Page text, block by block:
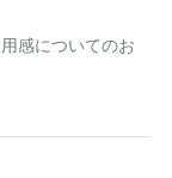
感についてのお